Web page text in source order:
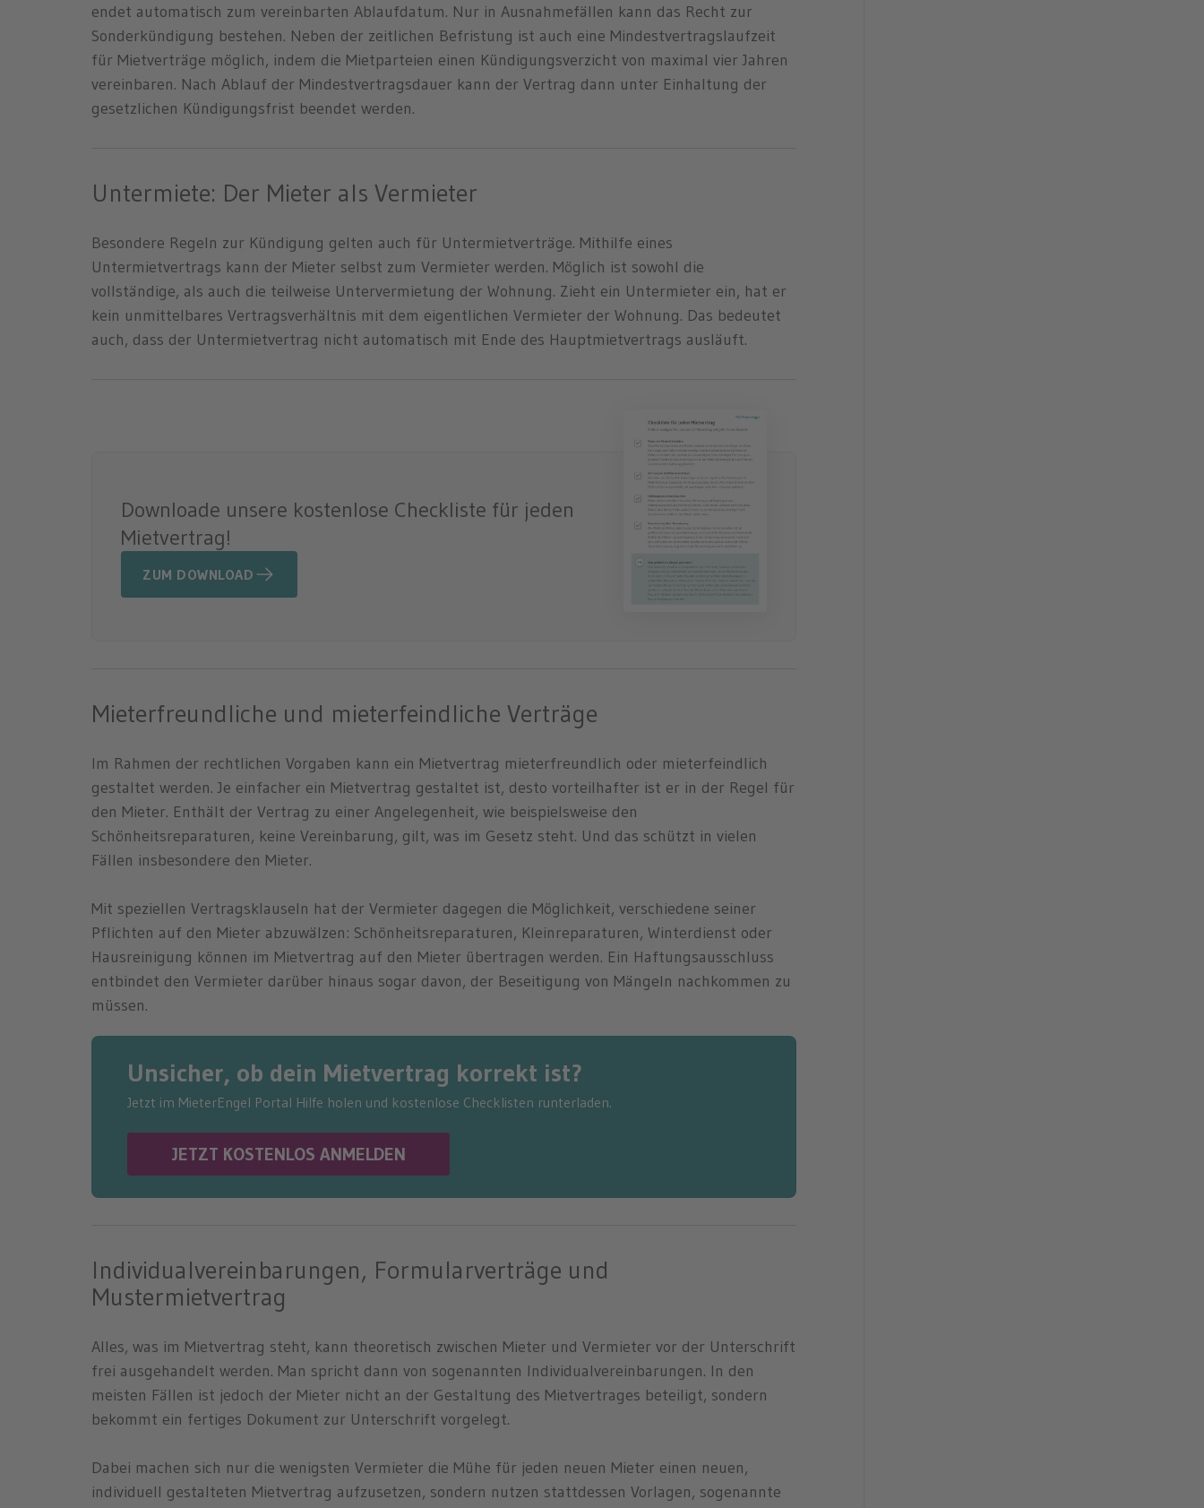
endet automatisch zum vereinbarten Ablaufdatum. Nur in Ausnahmefällen kann das Recht zur
Sonderkündigung bestehen. Neben der zeitlichen Befristung ist auch eine Mindestvertragslaufzeit
für Mietverträge möglich, indem die Mietparteien einen Kündigungsverzicht von maximal vier Jahren
vereinbaren. Nach Ablauf der Mindestvertragsdauer kann der Vertrag dann unter Einhaltung der
gesetzlichen Kündigungsfrist beendet werden.
Untermiete: Der Mieter als Vermieter
Besondere Regeln zur Kündigung gelten auch für Untermietverträge. Mithilfe eines
Untermietvertrags kann der Mieter selbst zum Vermieter werden. Möglich ist sowohl die
vollständige, als auch die teilweise Untervermietung der Wohnung. Zieht ein Untermieter ein, hat er
kein unmittelbares Vertragsverhältnis mit dem eigentlichen Vermieter der Wohnung. Das bedeutet
auch, dass der Untermietvertrag nicht automatisch mit Ende des Hauptmietvertrags ausläuft.
Downloade unsere kostenlose Checkliste für jeden
Mietvertrag!
ZUM DOWNLOAD
Mieterfreundliche und mieterfeindliche Verträge
Im Rahmen der rechtlichen Vorgaben kann ein Mietvertrag mieterfreundlich oder mieterfeindlich
gestaltet werden. Je einfacher ein Mietvertrag gestaltet ist, desto vorteilhafter ist er in der Regel für
den Mieter. Enthält der Vertrag zu einer Angelegenheit, wie beispielsweise den
Schönheitsreparaturen, keine Vereinbarung, gilt, was im Gesetz steht. Und das schützt in vielen
Fällen insbesondere den Mieter.
Mit speziellen Vertragsklauseln hat der Vermieter dagegen die Möglichkeit, verschiedene seiner
Pflichten auf den Mieter abzuwälzen: Schönheitsreparaturen, Kleinreparaturen, Winterdienst oder
Hausreinigung können im Mietvertrag auf den Mieter übertragen werden. Ein Haftungsausschluss
entbindet den Vermieter darüber hinaus sogar davon, der Beseitigung von Mängeln nachkommen zu
müssen.
Unsicher, ob dein Mietvertrag korrekt ist?
Jetzt im MieterEngel Portal Hilfe holen und kostenlose Checklisten runterladen.
JETZT KOSTENLOS ANMELDEN
Individualvereinbarungen, Formularverträge und
Mustermietvertrag
Alles, was im Mietvertrag steht, kann theoretisch zwischen Mieter und Vermieter vor der Unterschrift
frei ausgehandelt werden. Man spricht dann von sogenannten Individualvereinbarungen. In den
meisten Fällen ist jedoch der Mieter nicht an der Gestaltung des Mietvertrages beteiligt, sondern
bekommt ein fertiges Dokument zur Unterschrift vorgelegt.
Dabei machen sich nur die wenigsten Vermieter die Mühe für jeden neuen Mieter einen neuen,
individuell gestalteten Mietvertrag aufzusetzen, sondern nutzen stattdessen Vorlagen, sogenannte